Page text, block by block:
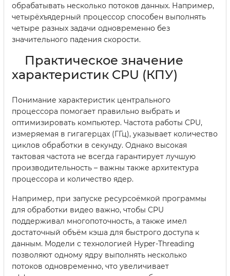
обрабатывать несколько потоков данных. Например,
четырёхъядерный процессор способен выполнять
четыре разных задачи одновременно без
значительного падения скорости.
Практическое значение
характеристик CPU (КПУ)
Понимание характеристик центрального
процессора помогает правильно выбрать и
оптимизировать компьютер. Частота работы CPU,
измеряемая в гигагерцах (ГГц), указывает количество
циклов обработки в секунду. Однако высокая
тактовая частота не всегда гарантирует лучшую
производительность – важны также архитектура
процессора и количество ядер.
Например, при запуске ресурсоёмкой программы
для обработки видео важно, чтобы CPU
поддерживал многопоточность, а также имел
достаточный объём кэша для быстрого доступа к
данным. Модели с технологией Hyper-Threading
позволяют одному ядру выполнять несколько
потоков одновременно, что увеличивает